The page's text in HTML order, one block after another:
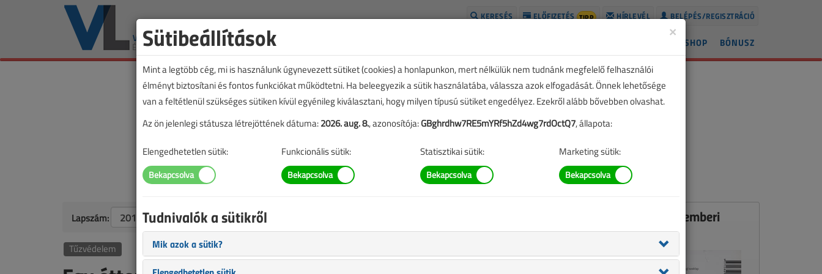
BELÉPÉS/REGISZTRÁCIÓ
HÍRLEVÉL
ELŐFIZETÉS TIPP
KERESÉS
BÓNUSZ
SHOP
Lapszám:
Tűzvédelem
Ez a cikk a VL 2013. szeptemberi
számában jelent meg.
×
Sütibeállítások
Mint a legtöbb cég, mi is használunk úgynevezett sütiket (cookies) a honlapunkon, mert nélkülük nem tudnánk megfelelő felhasználói
élményt biztosítani és fontos funkciókat működtetni. Ha beleegyezik a sütik használatába, válassza azok elfogadását. Önnek lehetősége
van a feltétlenül szükséges sütiken kívül egyénileg kiválasztani, hogy milyen típusú sütiket engedélyez. Ezekről alább bővebben olvashat.
Az ön jelenlegi státusza létrejöttének dátuma:2026. aug. 8., azonosítója:GBghrdhw7RE5mYRf5hZd4wg7rdOctQ7, állapota:
Elengedhetetlen sütik: Funkcionális sütik: Statisztikai sütik: Marketing sütik:
Tudnivalók a sütikről
Mik azok a sütik?